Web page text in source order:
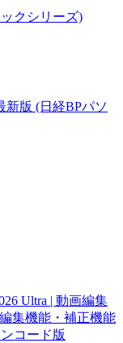
クシリーズ)
新版 (日経BPパソ
Ultra | 動画編集
集機能・補正機能
コード版